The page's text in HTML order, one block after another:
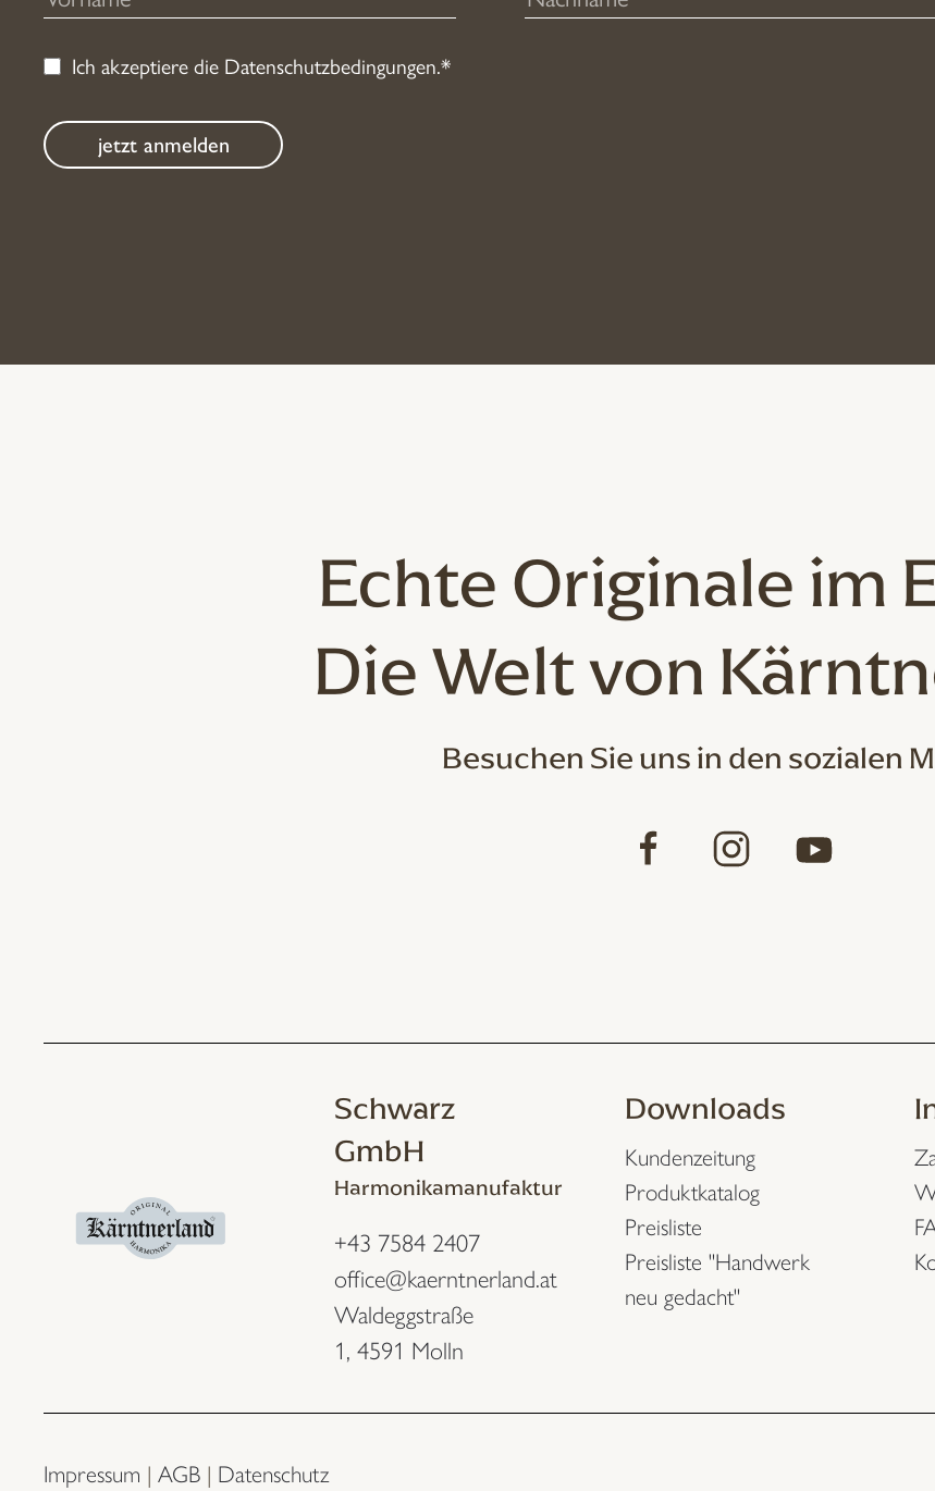
Ich akzeptiere die Datenschutzbedingungen.*
Echte Originale im
Die Welt von
Besuchen Sie uns in den sozialen
Schwarz
GmbH
Harmonikamanufaktur
+43 7584 2407
office@kaerntnerland.at
Waldeggstraße
1, 4591 Molln
Downloads
Kundenzeitung
Produktkatalog
Preisliste
Preisliste "Handwerk
neu gedacht"
Impressum | AGB | Datenschutz